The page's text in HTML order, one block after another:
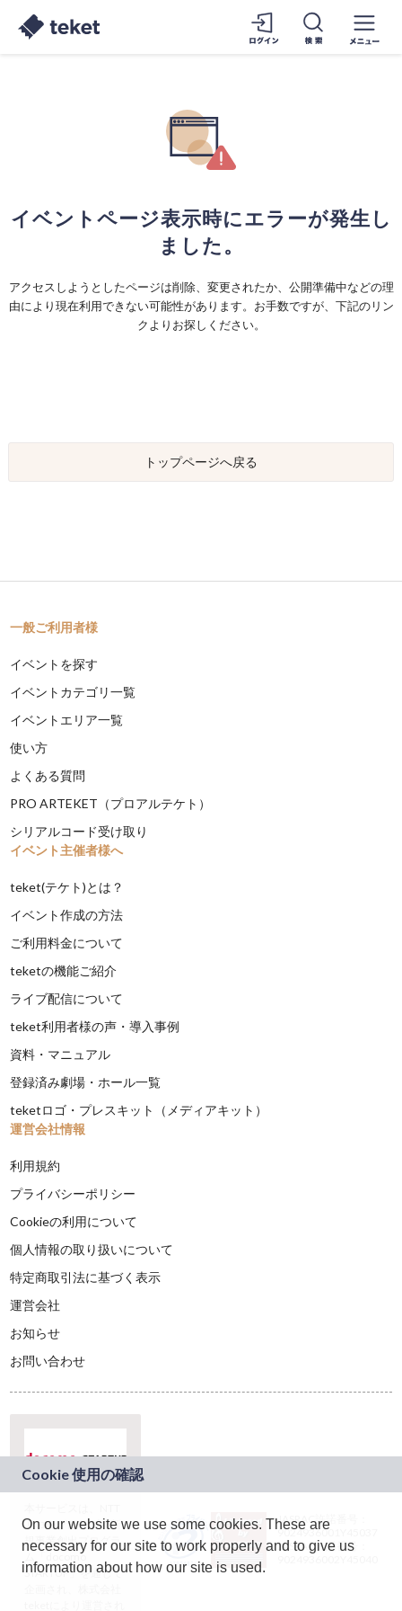
イベントページ表示時にエラーが発生し
ました。
アクセスしようとしたページは削除、変更されたか、公開準備中などの理
由により現在利用できない可能性があります。お手数ですが、下記のリン
クよりお探しください。
トップページへ戻る
一般ご利用者様
イベントを探す
イベントカテゴリ一覧
イベントエリア一覧
使い方
よくある質問
PRO ARTEKET（プロアルテケト）
シリアルコード受け取り
イベント主催者様へ
teket(テケト)とは？
イベント作成の方法
ご利用料金について
teketの機能ご紹介
ライブ配信について
teket利用者様の声・導入事例
資料・マニュアル
登録済み劇場・ホール一覧
teketロゴ・プレスキット（メディアキット）
運営会社情報
利用規約
プライバシーポリシー
Cookieの利用について
個人情報の取り扱いについて
特定商取引法に基づく表示
運営会社
お知らせ
お問い合わせ
ドコモグループの新
規事業創出プログラ
ム「docomo
STARTUP」を通じて
JASRAC許諾番号：
9024936001Y45037
JASRAC許諾番号：
On our website we use some cookies. These are
necessary for our site to work properly and to give us
information about how our site is used.